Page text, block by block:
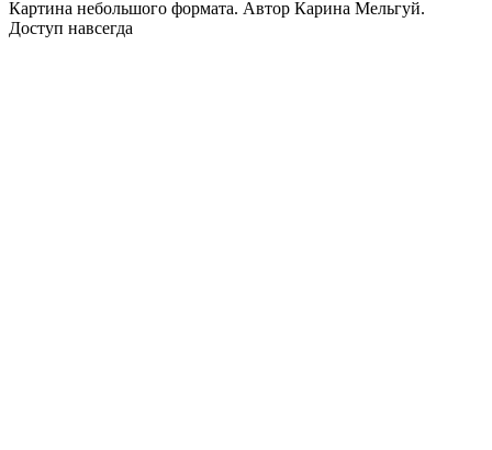
Картина небольшого формата. Автор Карина Мельгуй.
Доступ навсегда